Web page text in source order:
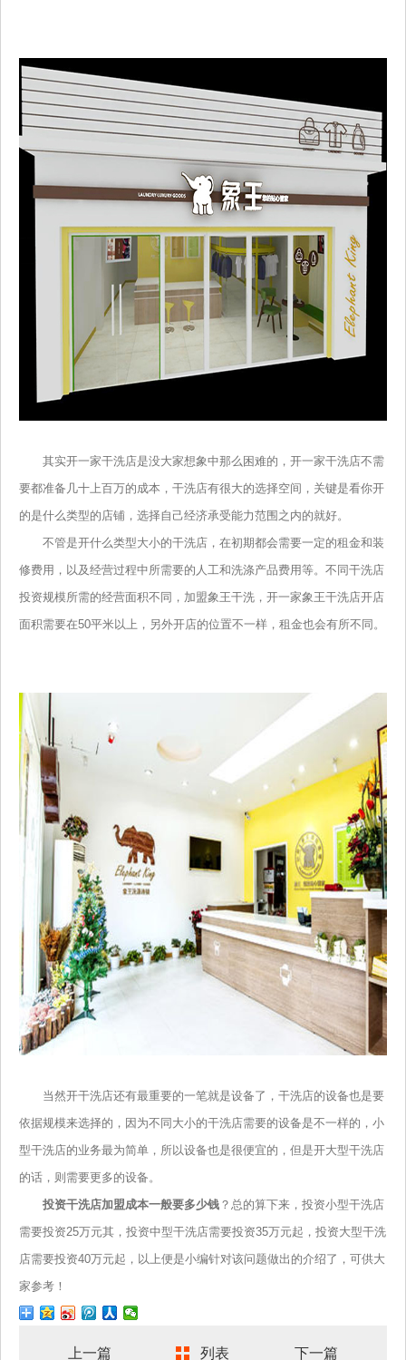
其实开一家干洗店是没大家想象中那么困难的，开一家干洗店不需
要都准备几十上百万的成本，干洗店有很大的选择空间，关键是看你开
的是什么类型的店铺，选择自己经济承受能力范围之内的就好。
不管是开什么类型大小的干洗店，在初期都会需要一定的租金和装
修费用，以及经营过程中所需要的人工和洗涤产品费用等。不同干洗店
投资规模所需的经营面积不同，加盟象王干洗，开一家象王干洗店开店
面积需要在50平米以上，另外开店的位置不一样，租金也会有所不同。
当然开干洗店还有最重要的一笔就是设备了，干洗店的设备也是要
依据规模来选择的，因为不同大小的干洗店需要的设备是不一样的，小
型干洗店的业务最为简单，所以设备也是很便宜的，但是开大型干洗店
的话，则需要更多的设备。
投资干洗店加盟成本一般要多少钱 ？总的算下来，投资小型干洗店
需要投资25万元其，投资中型干洗店需要投资35万元起，投资大型干洗
店需要投资40万元起，以上便是小编针对该问题做出的介绍了，可供大
家参考！
上一篇 列表 下一篇